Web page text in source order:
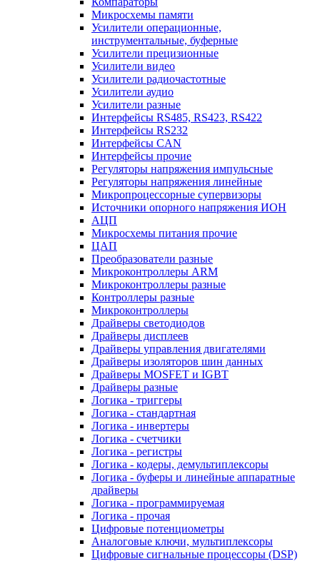
Микросхемы памяти
Усилители операционные,
инструментальные, буферные
Усилители прецизионные
Усилители видео
Усилители радиочастотные
Усилители аудио
Усилители разные
Интерфейсы RS485, RS423, RS422
Интерфейсы RS232
Интерфейсы CAN
Интерфейсы прочие
Регуляторы напряжения импульсные
Регуляторы напряжения линейные
Микропроцессорные супервизоры
Источники опорного напряжения ИОН
АЦП
Микросхемы питания прочие
ЦАП
Преобразователи разные
Микроконтроллеры ARM
Микроконтроллеры разные
Контроллеры разные
Микроконтроллеры
Драйверы светодиодов
Драйверы дисплеев
Драйверы управления двигателями
Драйверы изоляторов шин данных
Драйверы MOSFET и IGBT
Драйверы разные
Логика - триггеры
Логика - стандартная
Логика - инвертеры
Логика - счетчики
Логика - регистры
Логика - кодеры, демультиплексоры
Логика - буферы и линейные аппаратные
драйверы
Логика - программируемая
Логика - прочая
Цифровые потенциометры
Аналоговые ключи, мультиплексоры
Цифровые сигнальные процессоры (DSP)